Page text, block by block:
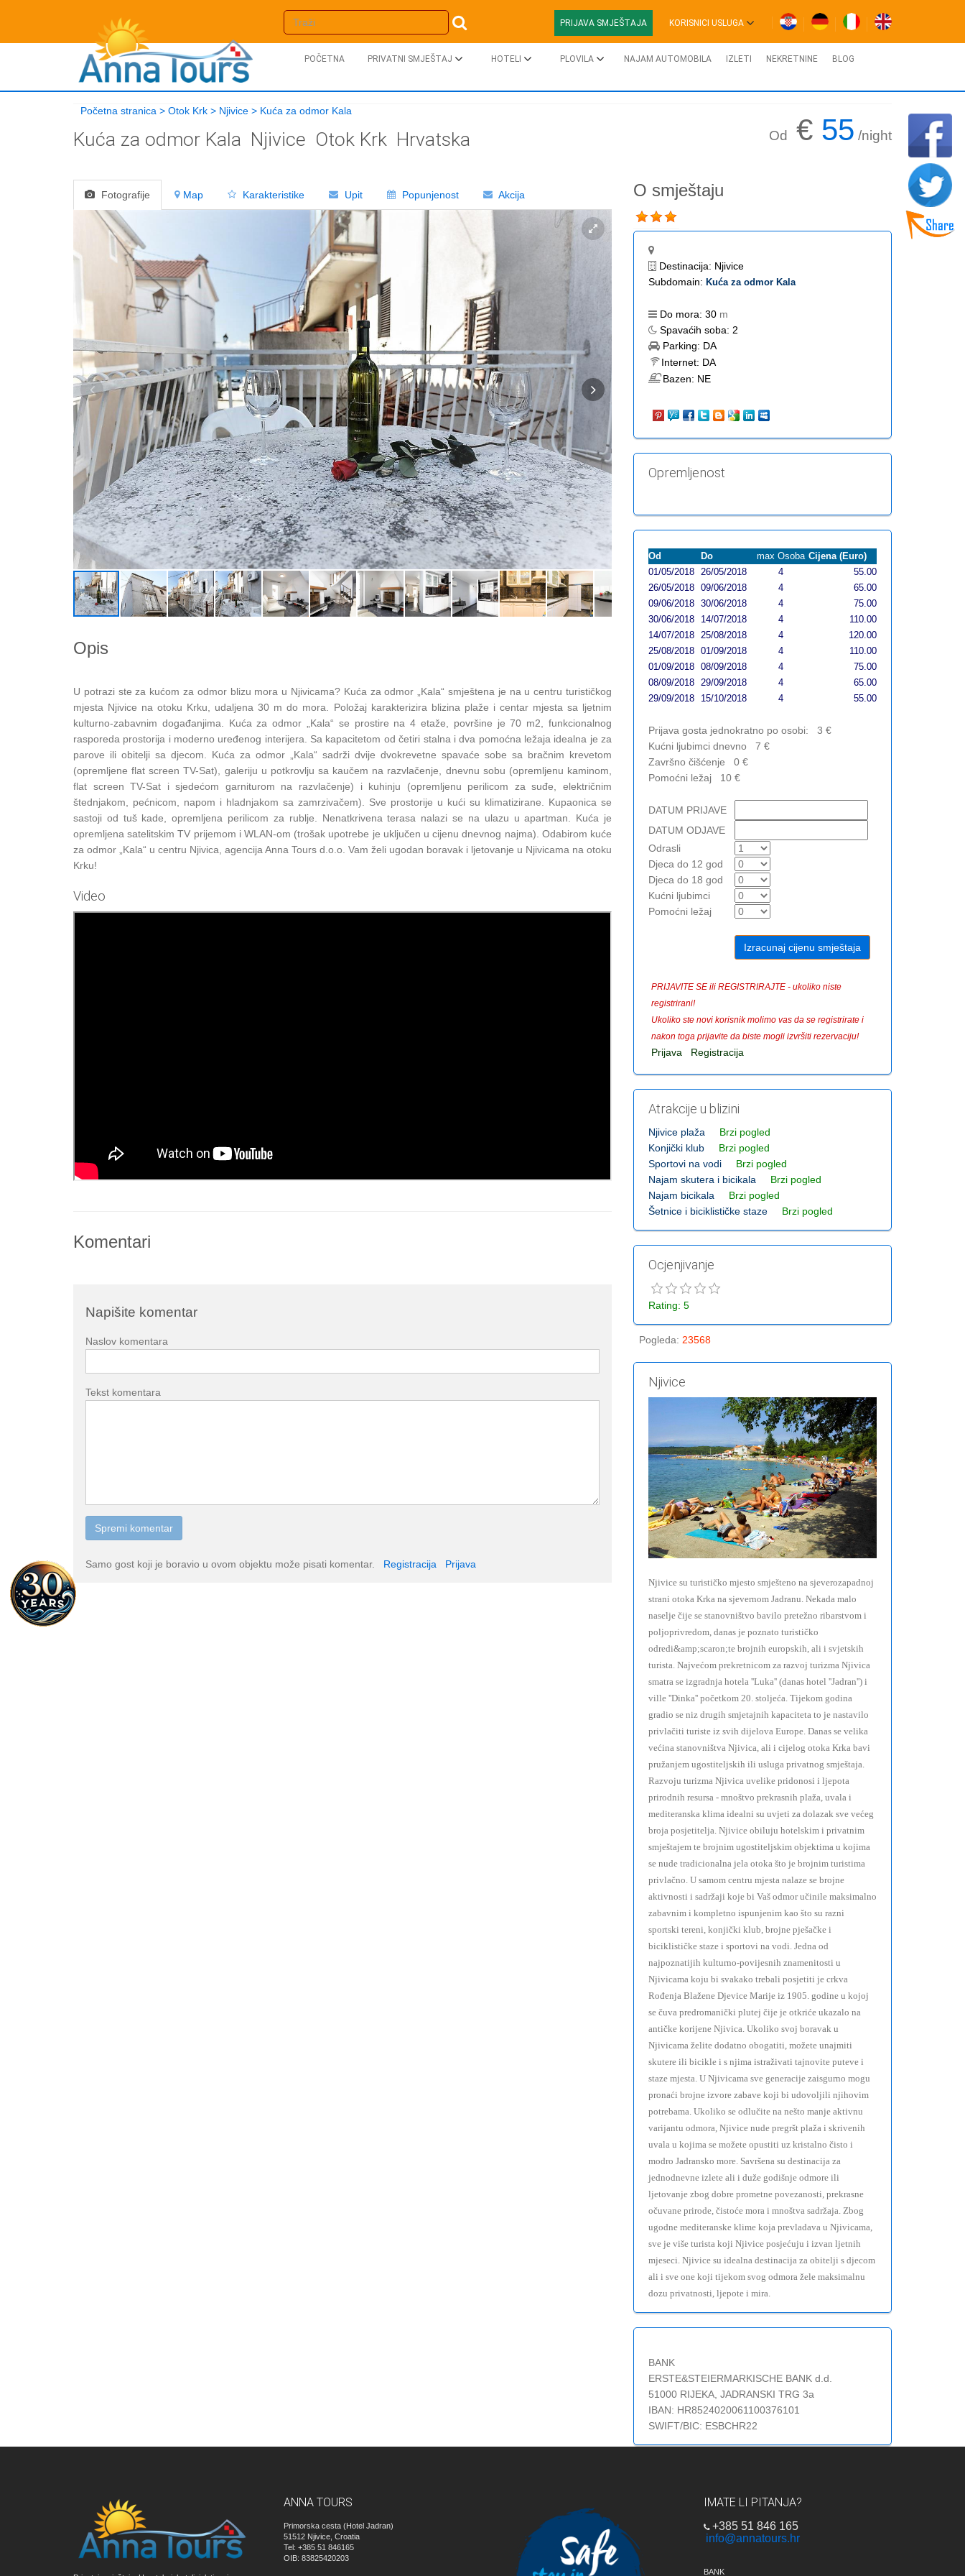
PRIJAVA SMJEŠTAJA KORISNICI USLUGA
POČETNA PRIVATNI SMJEŠTAJ HOTELI PLOVILA NAJAM AUTOMOBILA IZLETI NEKRETNINE BLOG
Početna stranica > Otok Krk > Njivice > Kuća za odmor Kala
Kuća za odmor Kala Njivice Otok Krk Hrvatska Od € 55 /night
Fotografije Map Karakteristike Upit Popunjenost Akcija
Opis
U potrazi ste za kućom za odmor blizu mora u Njivicama? Kuća za odmor „Kala“ smještena je na u centru turističkog
mjesta Njivice na otoku Krku, udaljena 30 m do mora. Položaj karakterizira blizina plaže i centar mjesta sa ljetnim
kulturno-zabavnim događanjima. Kuća za odmor „Kala“ se prostire na 4 etaže, površine je 70 m2, funkcionalnog
rasporeda prostorija i moderno uređenog interijera. Sa kapacitetom od četiri stalna i dva pomoćna ležaja idealna je za
parove ili obitelji sa djecom. Kuća za odmor „Kala“ sadrži dvije dvokrevetne spavaće sobe sa bračnim krevetom
(opremljene flat screen TV-Sat), galeriju u potkrovlju sa kaučem na razvlačenje, dnevnu sobu (opremljenu kaminom,
flat screen TV-Sat i sjedećom garniturom na razvlačenje) i kuhinju (opremljenu perilicom za suđe, električnim
štednjakom, pećnicom, napom i hladnjakom sa zamrzivačem). Sve prostorije u kući su klimatizirane. Kupaonica se
sastoji od tuš kade, opremljena perilicom za rublje. Nenatkrivena terasa nalazi se na ulazu u apartman. Kuća je
opremljena satelitskim TV prijemom i WLAN-om (trošak upotrebe je uključen u cijenu dnevnog najma). Odabirom kuće
za odmor „Kala“ u centru Njivica, agencija Anna Tours d.o.o. Vam želi ugodan boravak i ljetovanje u Njivicama na otoku
Krku!
Video
Komentari
Napišite komentar
Naslov komentara
Tekst komentara
Samo gost koji je boravio u ovom objektu može pisati komentar. Registracija Prijava
O smještaju
Destinacija: Njivice
Subdomain: Kuća za odmor Kala
Do mora: 30 m
Spavaćih soba: 2
Parking: DA
Internet: DA
Bazen: NE
Opremljenost
Od Do max Osoba Cijena (Euro)
01/05/2018
26/05/2018 4
55.00
26/05/2018 09/06/2018 4
65.00
09/06/2018 30/06/2018 4
75.00
30/06/2018
14/07/2018 4
110.00
14/07/2018
25/08/2018 4
120.00
25/08/2018 01/09/2018 4
110.00
01/09/2018 08/09/2018 4
75.00
08/09/2018
29/09/2018 4
65.00
29/09/2018
15/10/2018 4 55.00
Prijava gosta jednokratno po osobi: 3 €
Kućni ljubimci dnevno
7 €
Završno čišćenje
0 €
Pomoćni ležaj
10 €
DATUM PRIJAVE
DATUM ODJAVE
Odrasli
Djeca do 12 god
Djeca do 18 god
Kućni ljubimci
Pomoćni ležaj
PRIJAVITE SE ili REGISTRIRAJTE - ukoliko niste
registrirani!
Ukoliko ste novi korisnik molimo vas da se registrirate i
nakon toga prijavite da biste mogli izvršiti rezervaciju!
Prijava Registracija
Atrakcije u blizini
Njivice plaža
Brzi pogled
Konjički klub
Brzi pogled
Sportovi na vodi
Brzi pogled
Najam skutera i bicikala
Brzi pogled
Najam bicikala
Brzi pogled
Šetnice i biciklističke staze
Brzi pogled
Ocjenjivanje
Rating: 5
Pogleda: 23568
Njivice
Njivice su turističko mjesto smješteno na sjeverozapadnoj
strani otoka Krka na sjevernom Jadranu. Nekada malo
naselje čije se stanovništvo bavilo pretežno ribarstvom i
poljoprivredom, danas je poznato turističko
odredi&amp;scaron;te brojnih europskih, ali i svjetskih
turista. Najvećom prekretnicom za razvoj turizma Njivica
smatra se izgradnja hotela ''Luka'' (danas hotel ''Jadran'') i
ville ''Dinka'' početkom 20. stoljeća. Tijekom godina
gradio se niz drugih smjetajnih kapaciteta to je nastavilo
privlačiti turiste iz svih dijelova Europe. Danas se velika
većina stanovništva Njivica, ali i cijelog otoka Krka bavi
pružanjem ugostiteljskih ili usluga privatnog smještaja.
Razvoju turizma Njivica uvelike pridonosi i ljepota
prirodnih resursa - mnoštvo prekrasnih plaža, uvala i
mediteranska klima idealni su uvjeti za dolazak sve većeg
broja posjetitelja. Njivice obiluju hotelskim i privatnim
smještajem te brojnim ugostiteljskim objektima u kojima
se nude tradicionalna jela otoka što je brojnim turistima
privlačno. U samom centru mjesta nalaze se brojne
aktivnosti i sadržaji koje bi Vaš odmor učinile maksimalno
zabavnim i kompletno ispunjenim kao što su razni
sportski tereni, konjički klub, brojne pješačke i
biciklističke staze i sportovi na vodi. Jedna od
najpoznatijih kulturno-povijesnih znamenitosti u
Njivicama koju bi svakako trebali posjetiti je crkva
Rođenja Blažene Djevice Marije iz 1905. godine u kojoj
se čuva predromanički plutej čije je otkriće ukazalo na
antičke korijene Njivica. Ukoliko svoj boravak u
Njivicama želite dodatno obogatiti, možete unajmiti
skutere ili bicikle i s njima istraživati tajnovite puteve i
staze mjesta. U Njivicama sve generacije zaisgurno mogu
pronaći brojne izvore zabave koji bi udovoljili njihovim
potrebama. Ukoliko se odlučite na nešto manje aktivnu
varijantu odmora, Njivice nude pregršt plaža i skrivenih
uvala u kojima se možete opustiti uz kristalno čisto i
modro Jadransko more. Savršena su destinacija za
jednodnevne izlete ali i duže godišnje odmore ili
ljetovanje zbog dobre prometne povezanosti, prekrasne
očuvane prirode, čistoće mora i mnoštva sadržaja. Zbog
ugodne mediteranske klime koja prevladava u Njivicama,
sve je više turista koji Njivice posjećuju i izvan ljetnih
mjeseci. Njivice su idealna destinacija za obitelji s djecom
ali i sve one koji tijekom svog odmora žele maksimalnu
dozu privatnosti, ljepote i mira.
BANK
ERSTE&STEIERMARKISCHE BANK d.d.
51000 RIJEKA, JADRANSKI TRG 3a
IBAN: HR8524020061100376101
SWIFT/BIC: ESBCHR22
ANNA TOURS
Primorska cesta (Hotel Jadran)
51512 Njivice, Croatia
Tel: +385 51 846165
OIB: 83825420203
IMATE LI PITANJA?
+385 51 846 165
info@annatours.hr
BANK